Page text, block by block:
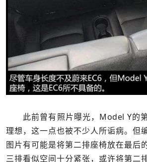
此前曾有照片曝光，Model Y的
理想，这一点也被不少人所诟病。但
图片有可能是将第二排座椅放在最后
三排看似空间十分紧张，或许将第二